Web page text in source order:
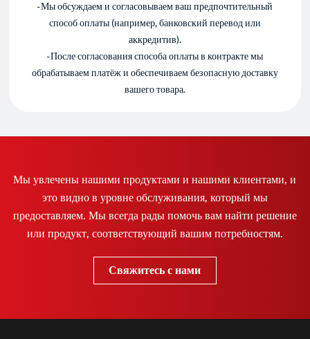
- Мы обсуждаем и согласовываем ваш предпочтительный
способ оплаты (например, банковский перевод или
аккредитив).
- После согласования способа оплаты в контракте мы
обрабатываем платёж и обеспечиваем безопасную доставку
вашего товара.
Мы увлечены нашими продуктами и нашими клиентами, и
это видно в уровне обслуживания, который мы
предоставляем. Мы всегда рады помочь вам найти решение
или продукт, соответствующий вашим потребностям.
Свяжитесь с нами